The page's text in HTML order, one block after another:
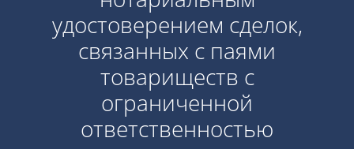
удостоверением сделок,
связанных с паями
товариществ с
ограниченной
ответственностью